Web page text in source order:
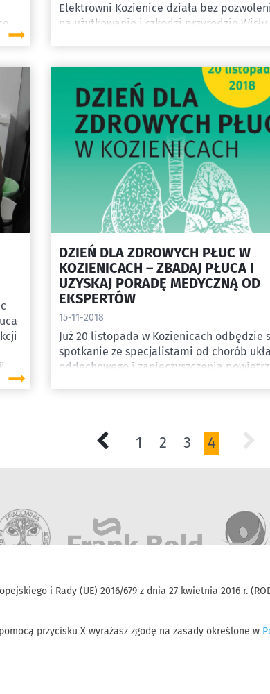
Elektrowni Kozienice działa bez
na użytkowanie i szkodzi przyrodzie
2000. Organizacja Towarzystwo na rzecz
przekazała sprawę do nadzoru
DZIEŃ DLA ZDROWYCH PŁUC W
KOZIENICACH – ZBADAJ PŁUCA I
UZYSKAJ PORADĘ MEDYCZNĄ OD
EKSPERTÓW
15-11-2018
Już 20 listopada w Kozienicach odbędzie
spotkanie ze specjalistami od chorób
oddechowego i zanieczyszczenia
Weź udział w „Dniu dla zdrowych płuc” –
medycznych z zakresu problemów
1 2 3 4
i Rady (UE) 2016/679 z dnia 27 kwietnia 2016 r.
przycisku X wyrażasz zgodę na zasady określone w